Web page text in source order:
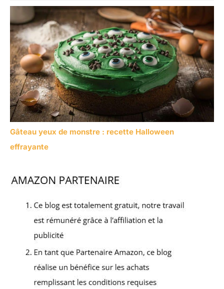
Gâteau yeux de monstre : recette Halloween
effrayante